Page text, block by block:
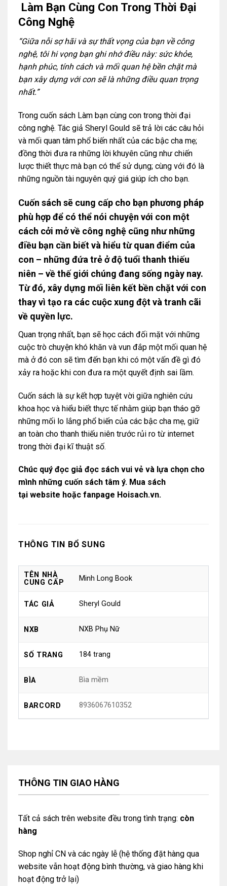
Làm Bạn Cùng Con Trong Thời Đại
Công Nghệ
“Giữa nỗi sợ hãi và sự thất vọng của bạn về công
nghệ, tôi hi vọng bạn ghi nhớ điều này: sức khỏe,
hạnh phúc, tính cách và mối quan hệ bền chặt mà
bạn xây dựng với con sẽ là những điều quan trọng
nhất.”
Trong cuốn sách Làm bạn cùng con trong thời đại
công nghệ. Tác giả Sheryl Gould sẽ trả lời các câu hỏi
và mối quan tâm phổ biến nhất của các bậc cha mẹ;
đồng thời đưa ra những lời khuyên cũng như chiến
lược thiết thực mà bạn có thể sử dụng; cùng với đó là
những nguồn tài nguyên quý giá giúp ích cho bạn.
Cuốn sách sẽ cung cấp cho bạn phương pháp
phù hợp để có thể nói chuyện với con một
cách cởi mở về công nghệ cũng như những
điều bạn cần biết và hiểu từ quan điểm của
con – những đứa trẻ ở độ tuổi thanh thiếu
niên – về thế giới chúng đang sống ngày nay.
Từ đó, xây dựng mối liên kết bền chặt với con
thay vì tạo ra các cuộc xung đột và tranh cãi
về quyền lực.
Quan trọng nhất, bạn sẽ học cách đối mặt với những
cuộc trò chuyện khó khăn và vun đắp một mối quan hệ
mà ở đó con sẽ tìm đến bạn khi có một vấn đề gì đó
xảy ra hoặc khi con đưa ra một quyết định sai lầm.
Cuốn sách là sự kết hợp tuyệt vời giữa nghiên cứu
khoa học và hiểu biết thực tế nhằm giúp bạn tháo gỡ
những mối lo lắng phổ biến của các bậc cha mẹ, giữ
an toàn cho thanh thiếu niên trước rủi ro từ internet
trong thời đại kĩ thuật số.
Chúc quý đọc giả đọc sách vui vẻ và lựa chọn cho
mình những cuốn sách tâm ý. Mua sách
tại website hoặc fanpage Hoisach.vn.
THÔNG TIN BỔ SUNG
TÊN NHÀ
CUNG CẤP
Minh Long Book
TÁC GIẢ Sheryl Gould
NXB NXB Phụ Nữ
SỐ TRANG 184 trang
BÌA Bìa mềm
BARCORD 8936067610352
THÔNG TIN GIAO HÀNG
Tất cả sách trên website đều trong tình trạng: còn
hàng
Shop nghỉ CN và các ngày lễ (hệ thống đặt hàng qua
website vẫn hoạt động bình thường, và giao hàng khi
hoạt động trở lại)